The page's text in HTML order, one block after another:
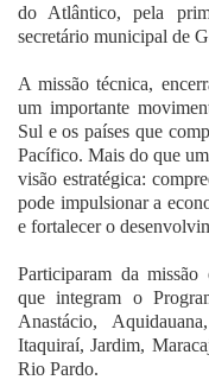
do Atlântico, pela
secretário municipal de
A missão técnica,
um importante
Sul e os países que
Pacífico. Mais do que
visão estratégica:
pode impulsionar a
e fortalecer o
Participaram da
que integram o
Anastácio,
Itaquiraí, Jardim,
Rio Pardo.